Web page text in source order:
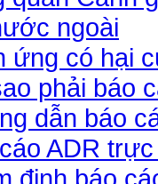
ngoài
ứng có hại
phải báo
dẫn báo
ADR